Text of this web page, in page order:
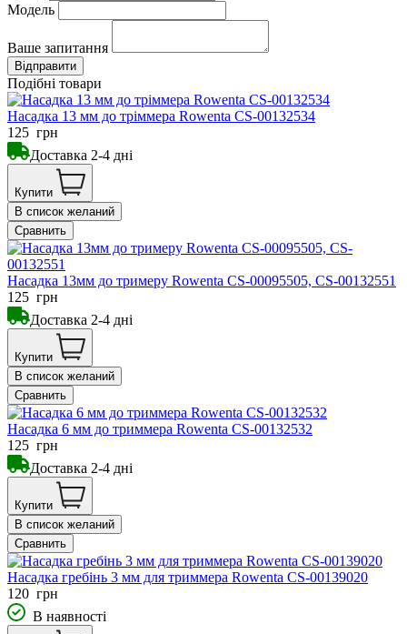
Модель
Ваше запитання
Подібні товари
Насадка 13 мм до тріммера Rowenta CS-00132534
125 грн
Доставка 2-4 дні
Купити
В список желаний
Сравнить
Насадка 13мм до тримеру Rowenta CS-00095505, CS-00132551
125 грн
Доставка 2-4 дні
Купити
В список желаний
Сравнить
Насадка 6 мм до триммера Rowenta CS-00132532
125 грн
Доставка 2-4 дні
Купити
В список желаний
Сравнить
Насадка гребінь 3 мм для триммера Rowenta CS-00139020
120 грн
В наявності